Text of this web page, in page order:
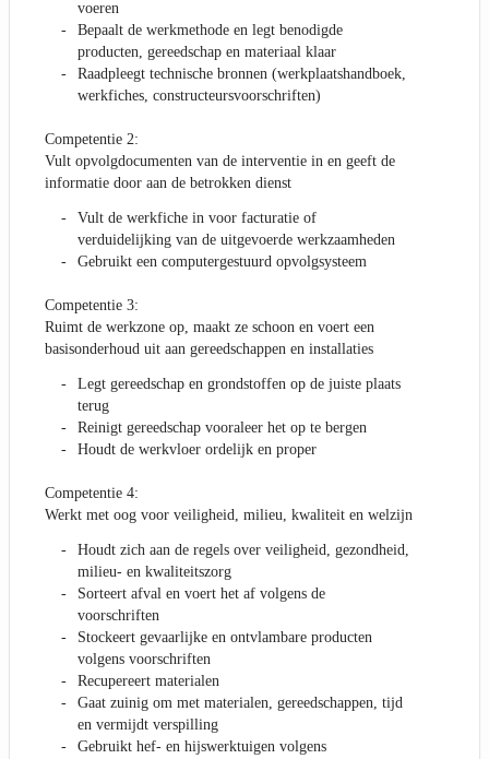
voeren
Bepaalt de werkmethode en legt benodigde
producten, gereedschap en materiaal klaar
Raadpleegt technische bronnen (werkplaatshandboek,
werkfiches, constructeursvoorschriften)
Competentie 2:
Vult opvolgdocumenten van de interventie in en geeft de
informatie door aan de betrokken dienst
Vult de werkfiche in voor facturatie of
verduidelijking van de uitgevoerde werkzaamheden
Gebruikt een computergestuurd opvolgsysteem
Competentie 3:
Ruimt de werkzone op, maakt ze schoon en voert een
basisonderhoud uit aan gereedschappen en installaties
Legt gereedschap en grondstoffen op de juiste plaats
terug
Reinigt gereedschap vooraleer het op te bergen
Houdt de werkvloer ordelijk en proper
Competentie 4:
Werkt met oog voor veiligheid, milieu, kwaliteit en welzijn
Houdt zich aan de regels over veiligheid, gezondheid,
milieu- en kwaliteitszorg
Sorteert afval en voert het af volgens de
voorschriften
Stockeert gevaarlijke en ontvlambare producten
volgens voorschriften
Recupereert materialen
Gaat zuinig om met materialen, gereedschappen, tijd
en vermijdt verspilling
Gebruikt hef- en hijswerktuigen volgens